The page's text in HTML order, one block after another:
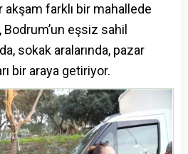
akşam farklı bir mahallede
eşsiz sahil
sokak aralarında, pazar
bir araya getiriyor.